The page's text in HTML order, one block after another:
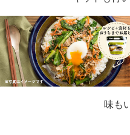
味も